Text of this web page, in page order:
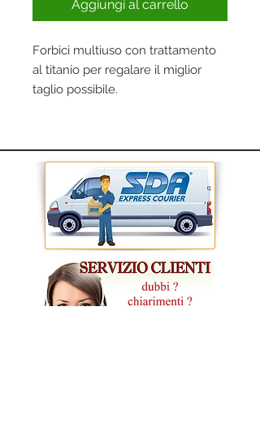
Aggiungi al carrello
Forbici multiuso con trattamento
al titanio per regalare il miglior
taglio possibile.